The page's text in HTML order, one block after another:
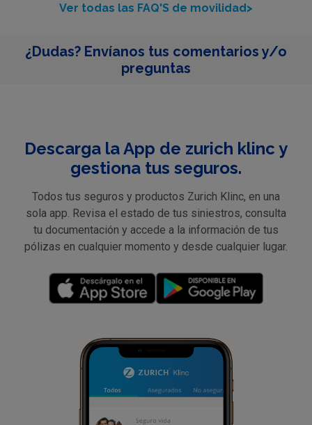
Ver todas las FAQ'S de movilidad>
¿Dudas? Envíanos tus comentarios y/o
preguntas
Descarga la App de zurich klinc y
gestiona tus seguros.
Todos tus seguros y productos Zurich Klinc, en una
sola app. Revisa el estado de tus siniestros, consulta
tu documentación y accede a la información de tus
pólizas en cualquier momento y desde cualquier lugar.